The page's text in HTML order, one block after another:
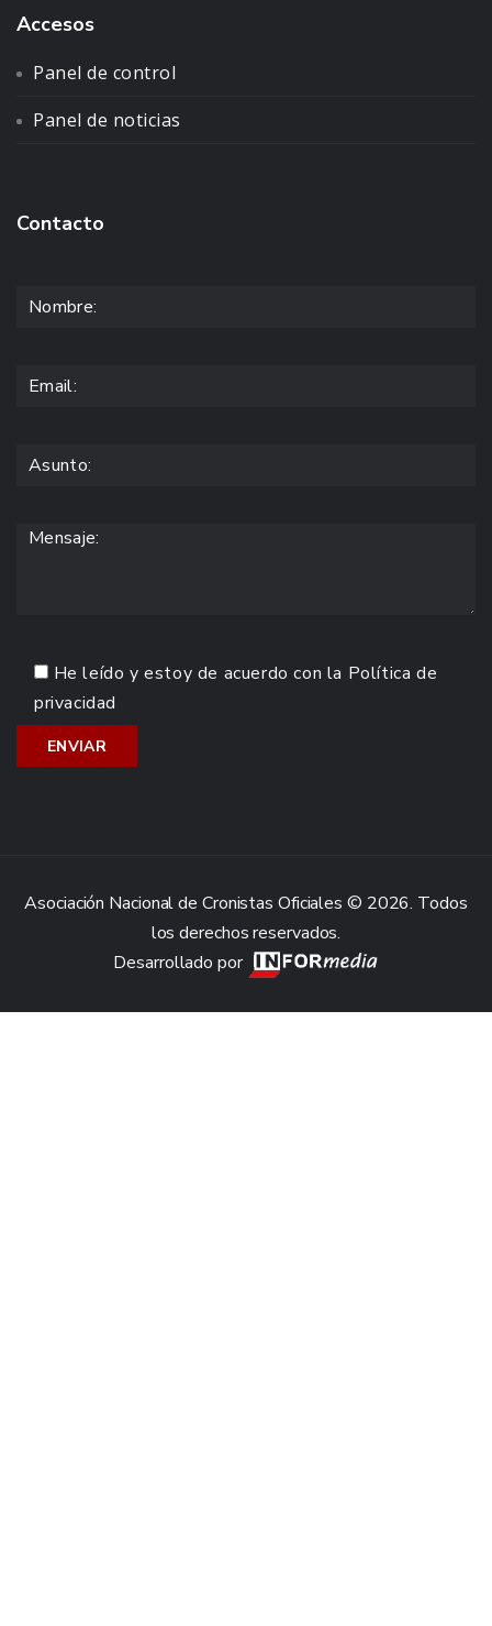
Accesos
Panel de control
Panel de noticias
Contacto
He leído y estoy de acuerdo con la Política de
privacidad
Asociación Nacional de Cronistas Oficiales © 2026. Todos
los derechos reservados.
Desarrollado por